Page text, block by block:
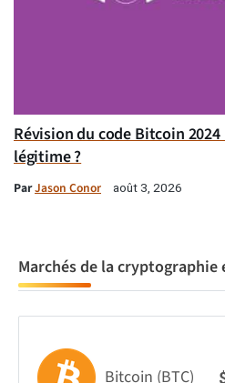
Révision du code Bitcoin
légitime ?
ParJason Conor août 3, 2026
Marchés de la cryptographie
Bitcoin (BTC)